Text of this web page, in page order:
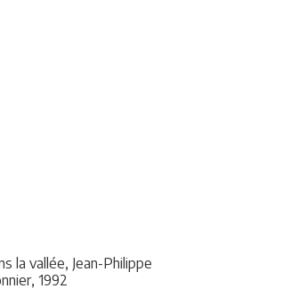
la vallée, Jean-Philippe
1992